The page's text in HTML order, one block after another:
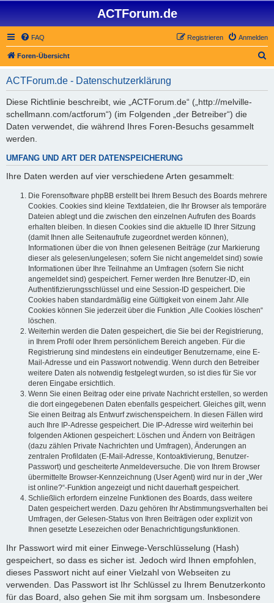
ACTForum.de
FAQ Anmelden
Registrieren
Foren-Übersicht
ACTForum.de - Datenschutzerklärung
Diese Richtlinie beschreibt, wie „ACTForum.de“ („http://melville-
schellmann.com/actforum“) (im Folgenden „der Betreiber“) die
Daten verwendet, die während Ihres Foren-Besuchs gesammelt
werden.
UMFANG UND ART DER DATENSPEICHERUNG
Ihre Daten werden auf vier verschiedene Arten gesammelt:
Die Forensoftware phpBB erstellt bei Ihrem Besuch des Boards mehrere
Cookies. Cookies sind kleine Textdateien, die Ihr Browser als temporäre
Dateien ablegt und die zwischen den einzelnen Aufrufen des Boards
erhalten bleiben. In diesen Cookies sind die aktuelle ID Ihrer Sitzung
(damit Ihnen alle Seitenaufrufe zugeordnet werden können),
Informationen über die von Ihnen gelesenen Beiträge (zur Markierung
dieser als gelesen/ungelesen; sofern Sie nicht angemeldet sind) sowie
Informationen über Ihre Teilnahme an Umfragen (sofern Sie nicht
angemeldet sind) gespeichert. Ferner werden Ihre Benutzer-ID, ein
Authentifizierungsschlüssel und eine Session-ID gespeichert. Die
Cookies haben standardmäßig eine Gültigkeit von einem Jahr. Alle
Cookies können Sie jederzeit über die Funktion „Alle Cookies löschen“
löschen.
Weiterhin werden die Daten gespeichert, die Sie bei der Registrierung,
in Ihrem Profil oder Ihrem persönlichem Bereich angeben. Für die
Registrierung sind mindestens ein eindeutiger Benutzername, eine E-
Mail-Adresse und ein Passwort notwendig. Wenn durch den Betreiber
weitere Daten als notwendig festgelegt wurden, so ist dies für Sie vor
deren Eingabe ersichtlich.
Wenn Sie einen Beitrag oder eine private Nachricht erstellen, so werden
die dort eingegebenen Daten ebenfalls gespeichert. Gleiches gilt, wenn
Sie einen Beitrag als Entwurf zwischenspeichern. In diesen Fällen wird
auch Ihre IP-Adresse gespeichert. Die IP-Adresse wird weiterhin bei
folgenden Aktionen gespeichert: Löschen und Ändern von Beiträgen
(dazu zählen Private Nachrichten und Umfragen), Änderungen an
zentralen Profildaten (E-Mail-Adresse, Kontoaktivierung, Benutzer-
Passwort) und gescheiterte Anmeldeversuche. Die von Ihrem Browser
übermittelte Browser-Kennzeichnung (User Agent) wird nur in der „Wer
ist online?“-Funktion angezeigt und nicht dauerhaft gespeichert.
Schließlich erfordern einzelne Funktionen des Boards, dass weitere
Daten gespeichert werden. Dazu gehören Ihr Abstimmungsverhalten bei
Umfragen, der Gelesen-Status von Ihren Beiträgen oder explizit von
Ihnen gesetzte Lesezeichen oder Benachrichtigungsfunktionen.
Ihr Passwort wird mit einer Einwege-Verschlüsselung (Hash)
gespeichert, so dass es sicher ist. Jedoch wird Ihnen empfohlen,
dieses Passwort nicht auf einer Vielzahl von Webseiten zu
verwenden. Das Passwort ist Ihr Schlüssel zu Ihrem Benutzerkonto
für das Board, also gehen Sie mit ihm sorgsam um. Insbesondere